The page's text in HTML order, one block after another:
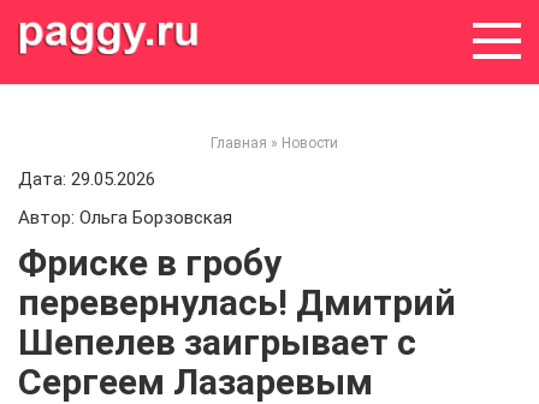
Главная » Новости
Дата: 29.05.2026
Автор: Ольга Борзовская
Фриске в гробу
перевернулась! Дмитрий
Шепелев заигрывает с
Сергеем Лазаревым